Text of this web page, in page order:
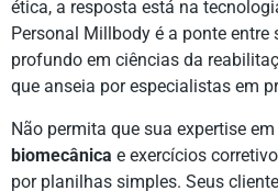
ética, a resposta está na
Personal Millbody é a ponte entre
profundo em ciências da
que anseia por especialistas em
Não permita que sua expertise em
biomecânica e exercícios
por planilhas simples. Seus